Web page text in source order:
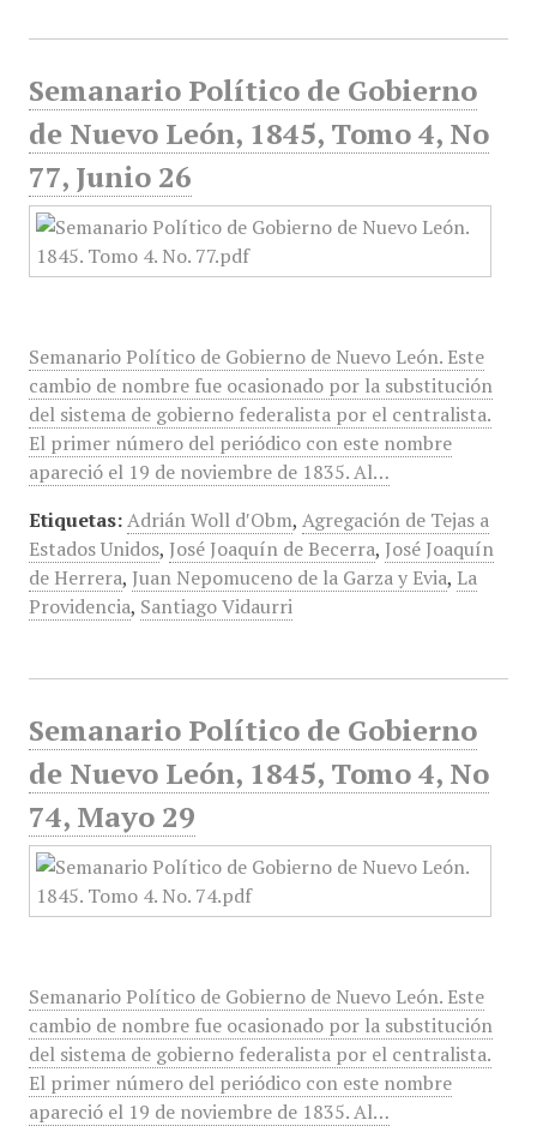
Semanario Político de Gobierno
de Nuevo León, 1845, Tomo 4, No
77, Junio 26
Semanario Político de Gobierno de Nuevo León. Este
cambio de nombre fue ocasionado por la substitución
del sistema de gobierno federalista por el centralista.
El primer número del periódico con este nombre
apareció el 19 de noviembre de 1835. Al…
Etiquetas: Adrián Woll d′Obm​, Agregación de Tejas a
Estados Unidos, José Joaquín de Becerra, José Joaquín
de Herrera, Juan Nepomuceno de la Garza y Evia, La
Providencia, Santiago Vidaurri
Semanario Político de Gobierno
de Nuevo León, 1845, Tomo 4, No
74, Mayo 29
Semanario Político de Gobierno de Nuevo León. Este
cambio de nombre fue ocasionado por la substitución
del sistema de gobierno federalista por el centralista.
El primer número del periódico con este nombre
apareció el 19 de noviembre de 1835. Al…